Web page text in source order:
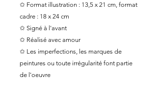
✩ Format illustration : 13,5 x 21 cm, format
cadre : 18 x 24 cm
✩ Signé à l'avant
✩ Réalisé avec amour
✩ Les imperfections, les marques de
peintures ou toute irrégularité font partie
de l'oeuvre